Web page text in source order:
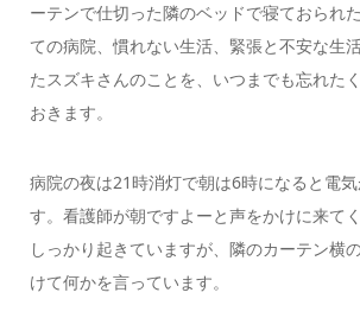
ーテンで仕切った隣のベッドで寝ておられ
ての病院、慣れない生活、緊張と不安な生
たスズキさんのことを、いつまでも忘れた
おきます。
病院の夜は21時消灯で朝は6時になると電
す。看護師が朝ですよーと声をかけに来て
しっかり起きていますが、隣のカーテン横
けて何かを言っています。